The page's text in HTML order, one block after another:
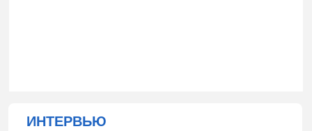
ИНТЕРВЬЮ